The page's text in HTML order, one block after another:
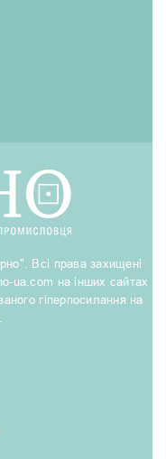
Всі права захищені
ua.com на інших сайтах
гіперпосилання на